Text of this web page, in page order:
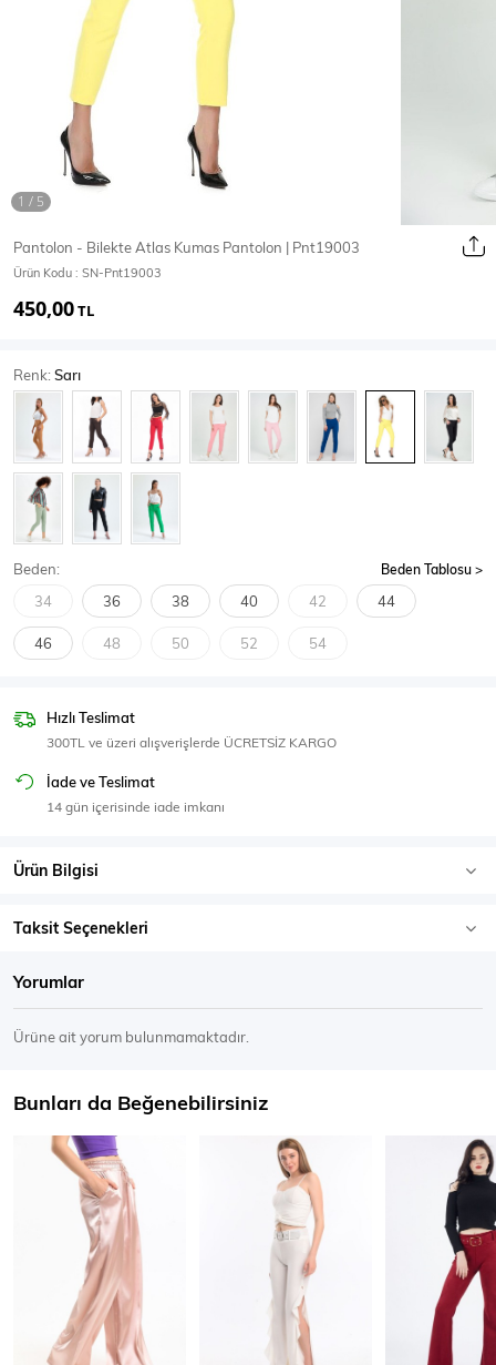
Ceket Mont & Kaban
T-SHİRT & BLUZ
T-Shirt
Body Atlet Crop & Büstiyer
SPOR GİYİM
Eşofman Üstü Sweatshirt
Pantolon - Bilekte Atlas Kumas Pantolon | Pnt19003
Ürün Kodu : SN-Pnt19003
450,00TL
Renk:Sarı
Beden: Beden Tablosu
34 36 38 40 42 44
46 48 50 52 54
Hızlı Teslimat
300TL ve üzeri alışverişlerde ÜCRETSİZ KARGO
İade ve Teslimat
14 gün içerisinde iade imkanı
Ürün Bilgisi
Taksit Seçenekleri
Yorumlar
Ürüne ait yorum bulunmamaktadır.
Bunları da Beğenebilirsiniz